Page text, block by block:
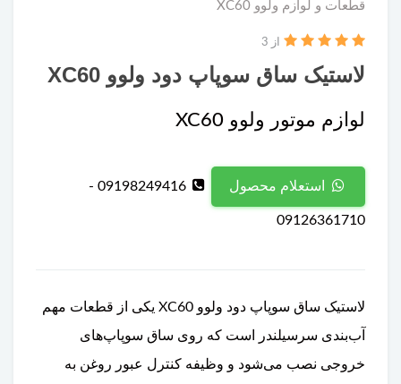
قطعات و لوازم ولوو XC60
لاستیک ساق سوپاپ دود ولوو XC60
از 3
لوازم موتور ولوو XC60
استعلام محصول 09198249416 -
09126361710
لاستیک ساق سوپاپ دود ولوو XC60 یکی از قطعات مهم
آب‌بندی سرسیلندر است که روی ساق سوپاپ‌های
خروجی نصب می‌شود و وظیفه کنترل عبور روغن به